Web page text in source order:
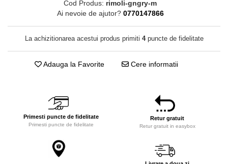
Cod Produs: rimoli-gngry-m
Ai nevoie de ajutor? 0770147866
La achizitionarea acestui produs primiti 4puncte de fidelitate
Adauga la Favorite Cere informatii
Primesti puncte de fidelitate
Primesti puncte de fidelitate
Retur gratuit
Retur gratuit in easybox